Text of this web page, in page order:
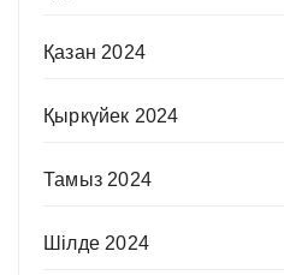
Қазан 2024
Қыркүйек 2024
Тамыз 2024
Шілде 2024